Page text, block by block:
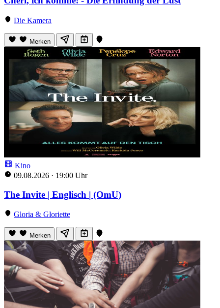
Die Kamera
Merken
Kino
09.08.2026 · 19:00 Uhr
The Invite | Englisch | (OmU)
Gloria & Gloriette
Merken